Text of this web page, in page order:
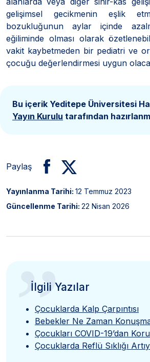
gelişimsel gecikmenin eşlik
bozukluğunun aylar içinde
eğiliminde olması olarak
vakit kaybetmeden bir pediatri ve
çocuğu değerlendirmesi uygun
Bu içerik Yeditepe Üniversitesi
Yayın Kurulu tarafından
Paylaş
Yayınlanma Tarihi: 12 Temmuz 2023
Güncellenme Tarihi: 22 Nisan 2026
”
İlgili Yazılar
Çocuklarda Kalp Çarpıntısı
Bebekler Ne Zaman
Çocukları COVID-19’dan
Çocuklarda Reflü Sıklığı